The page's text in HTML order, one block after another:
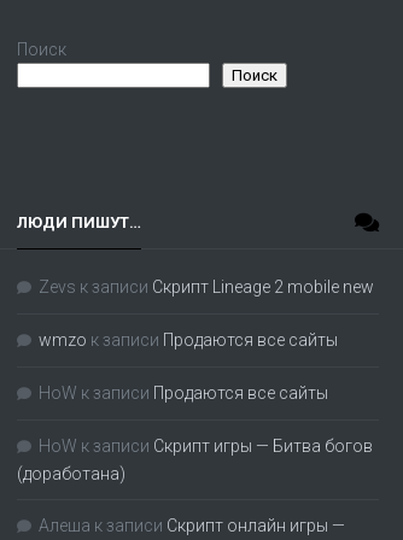
Поиск
Поиск
ЛЮДИ ПИШУТ…
Zevs к записи Скрипт Lineage 2 mobile new
wmzo к записи Продаются все сайты
HoW к записи Продаются все сайты
HoW к записи Скрипт игры — Битва богов
(доработана)
Алеша к записи Скрипт онлайн игры —